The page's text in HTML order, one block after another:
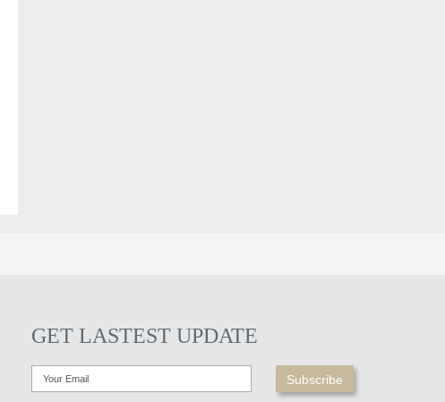
GET LASTEST UPDATE